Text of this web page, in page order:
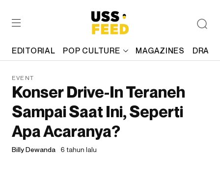
EDITORIAL POP CULTURE MAGAZINES
EVENT
Konser Drive-In Teraneh
Sampai Saat Ini, Seperti
Apa Acaranya?
Billy Dewanda 6 tahun lalu